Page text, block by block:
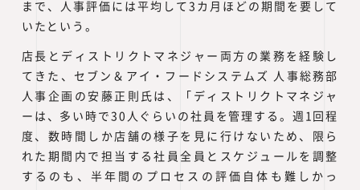
まで、人事評価には平均して3カ月ほどの期間を要して
いたという。
店長とディストリクトマネジャー両方の業務を経験し
てきた、セブン＆アイ・フードシステムズ 人事総務部
人事企画の安藤正則氏は、「ディストリクトマネジャ
ーは、多い時で30人ぐらいの社員を管理する。週1回程
度、数時間しか店舗の様子を見に行けないため、限ら
れた期間内で担当する社員全員とスケジュールを調整
するのも、半年間のプロセスの評価自体も難しかっ